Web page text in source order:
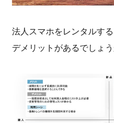
法人スマホをレンタルす
デメリットがあるでしょう